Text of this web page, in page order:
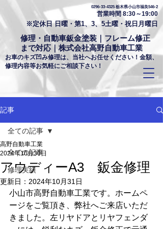
0296-33-4325 栃木県小山市福良546-2
営業時間 8:30～19:00
※定休日 日曜・第1、3、5土曜・祝日月曜日
修理・自動車鈑金塗装｜フレーム修正
まで対応｜株式会社高野自動車工業
お車のキズ凹み修理は、当社へお任せください！金額、
修理内容等お気軽にご相談下さい！
記事
全ての記事
修理実績
全ての記事
アウディーA3 鈑金修理
高野自動車工業
2024年10月30日
更新日： 2024年10月31日
小山市高野自動車工業です。ホームペ
ージをご覧頂き、弊社へご来店いただ
きました。左リヤドアとリヤフェンダ